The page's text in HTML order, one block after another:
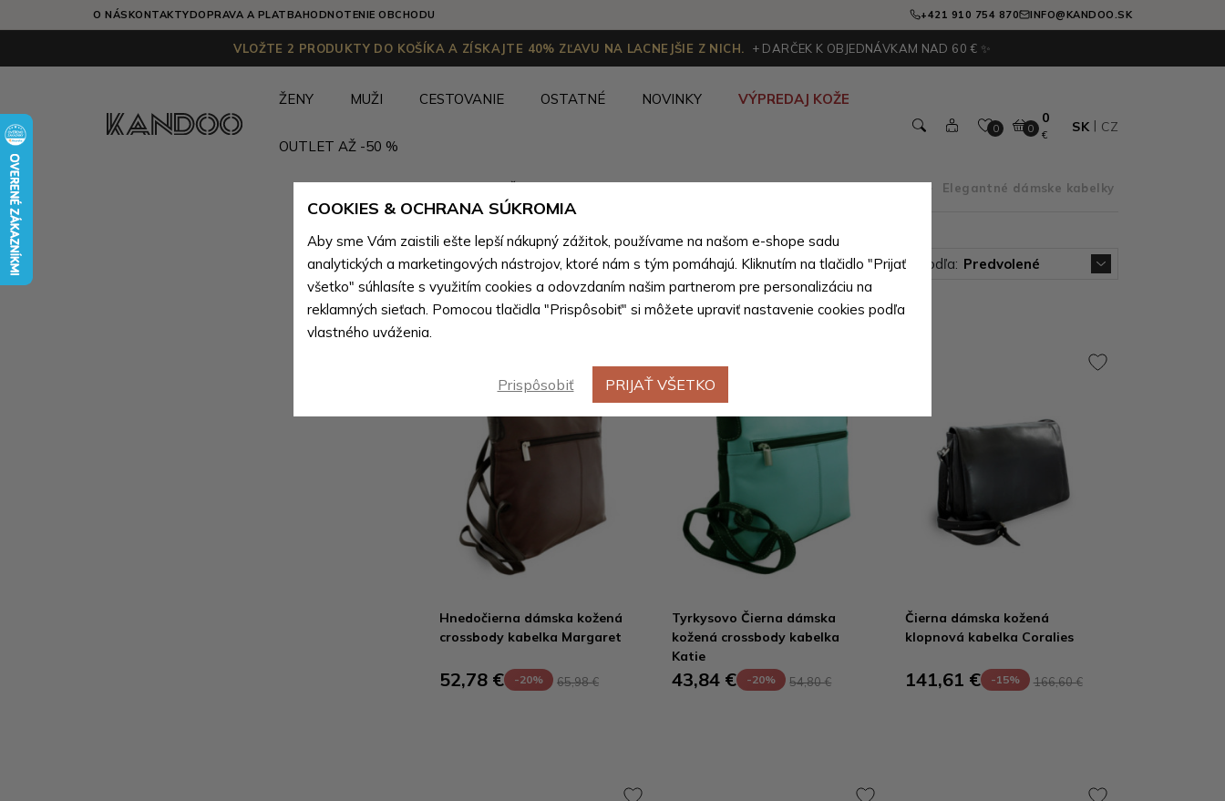
O NÁSKONTAKTYDOPRAVA A PLATBAHODNOTENIE OBCHODU +421 910 754 870 INFO@KANDOO.SK
VLOŽTE 2 PRODUKTY DO KOŠÍKA A ZÍSKAJTE 40% ZĽAVU NA LACNEJŠIE Z NICH. + DARČEK K OBJEDNÁVKAM NAD 60 € ✨
ŽENY MUŽI CESTOVANIE OSTATNÉ NOVINKY VÝPREDAJ KOŽE
OUTLET AŽ -50 %
0 0
0
€
SK CZ
Elegantné dámske kabelky
Elegantné dámske kabelky (103 produktov) Zoradiť podľa: Predvolené
Výpredaj
Hnedočierna dámska kožená
crossbody kabelka Margaret
52,78 € -20% 65,98 €
Výpredaj
Tyrkysovo Čierna dámska
kožená crossbody kabelka
Katie
43,84 € -20% 54,80 €
Čierna dámska kožená
klopnová kabelka Coralies
141,61 € -15% 166,60 €
COOKIES & OCHRANA SÚKROMIA
Aby sme Vám zaistili ešte lepší nákupný zážitok, používame na našom e-shope sadu
analytických a marketingových nástrojov, ktoré nám s tým pomáhajú. Kliknutím na tlačidlo "Prijať
všetko" súhlasíte s využitím cookies a odovzdaním našim partnerom pre personalizáciu na
reklamných sieťach. Pomocou tlačidla "Prispôsobiť" si môžete upraviť nastavenie cookies podľa
vlastného uváženia.
Prispôsobiť PRIJAŤ VŠETKO